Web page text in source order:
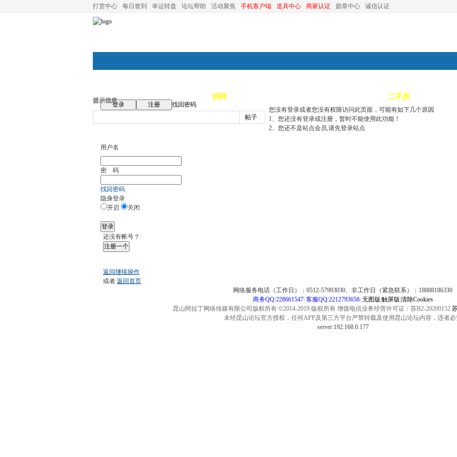
打赏中心 每日签到 幸运转盘 论坛帮助 活动聚焦 手机客户端 道具中心 商家认证 勋章中心 诚信认证
论坛首页 招聘 二手房
登录 注册
找回密码
帖子
提示信息
您没有登录或者您没有权限访问此页面，可能有如下几个原因
1、您还没有登录或注册，暂时不能使用此功能！
2、您还不是站点会员,请先登录站点
用户名
密 码
找回密码
隐身登录
开启
关闭
登录
还没有帐号？
注册一个
返回继续操作
或者 返回首页
网络服务电话（工作日）：0512-57993030、非工作日（紧急联系）：18888186330
商务QQ:228661547| 客服QQ:2212793658| 无图版 触屏版 清除Cookies
昆山阿拉丁网络传媒有限公司版权所有 ©2014-2019 版权所有 增值电信业务经营许可证：苏B2-20200152
未经昆山论坛官方授权，任何APP及第三方平台严禁转载及使用昆山论坛内容，违者必
server:192.168.0.177